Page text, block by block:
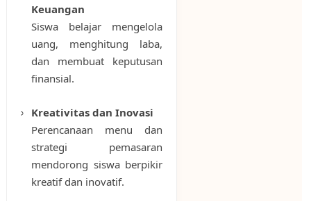
Keuangan
Siswa belajar mengelola
uang, menghitung laba,
dan membuat keputusan
finansial.
Kreativitas dan Inovasi
Perencanaan menu dan
strategi pemasaran
mendorong siswa berpikir
kreatif dan inovatif.